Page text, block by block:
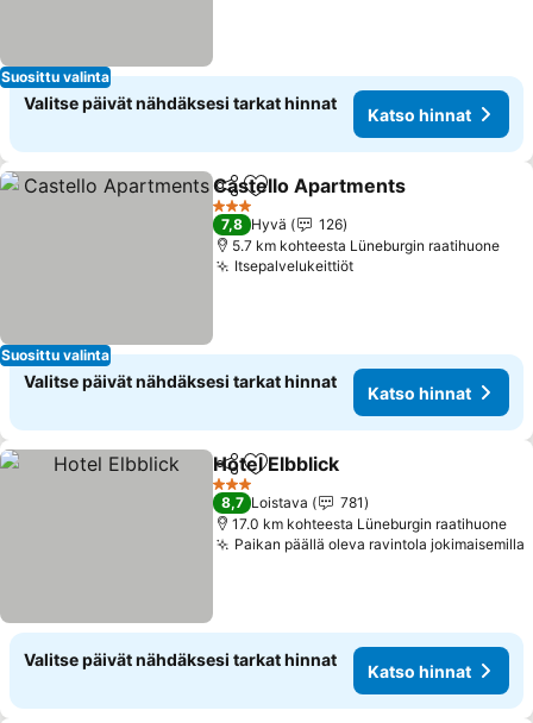
Suosittu valinta
Valitse päivät nähdäksesi tarkat hinnat
Katso hinnat
Suosittu valinta
Jaa Lisää suosikkeihin
Castello Apartments
3 Tähtiluokitus
7,8 Hyvä
126
5.7 km kohteesta Lüneburgin raatihuone
ItsepalvelukeittiötKatso hinnat
Valitse päivät nähdäksesi tarkat hinnat
Katso hinnat
Jaa Lisää suosikkeihin
Hotel Elbblick
3 Tähtiluokitus
8,7 Loistava
781
17.0 km kohteesta Lüneburgin raatihuone
Paikan päällä oleva ravintola jokimaisemilla
Valitse päivät nähdäksesi tarkat hinnat
Katso hinnat